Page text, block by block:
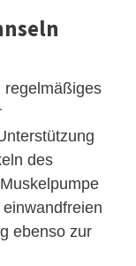
regelmäßiges
des
ebenso zur